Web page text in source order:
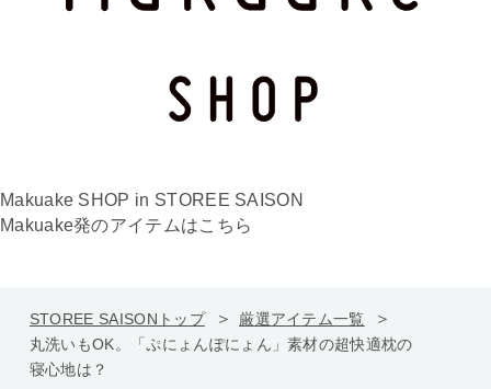
Makuake SHOP in STOREE SAISON
Makuake発のアイテムはこちら
STOREE SAISONトップ
厳選アイテム一覧
丸洗いもOK。「ぷにょんぽにょん」素材の超快適枕の
寝心地は？